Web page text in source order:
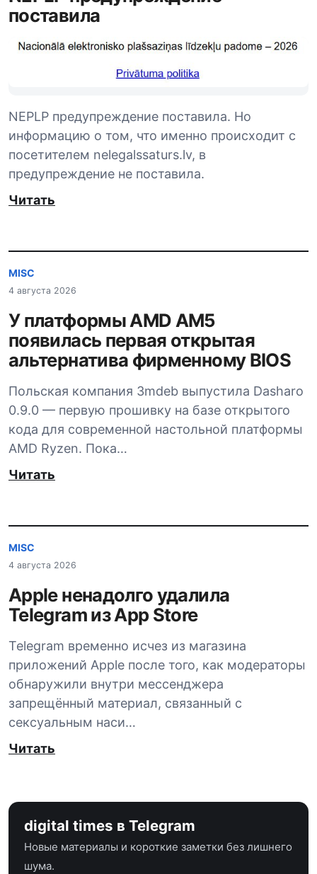
поставила
NEPLP предупреждение поставила. Но
информацию о том, что именно происходит с
посетителем nelegalssaturs.lv, в
предупреждение не поставила.
Читать
MISC
4 августа 2026
У платформы AMD AM5
появилась первая открытая
альтернатива фирменному BIOS
Польская компания 3mdeb выпустила Dasharo
0.9.0 — первую прошивку на базе открытого
кода для современной настольной платформы
AMD Ryzen. Пока…
Читать
MISC
4 августа 2026
Apple ненадолго удалила
Telegram из App Store
Telegram временно исчез из магазина
приложений Apple после того, как модераторы
обнаружили внутри мессенджера
запрещённый материал, связанный с
сексуальным наси…
Читать
digital times в Telegram
Новые материалы и короткие заметки без лишнего
шума.